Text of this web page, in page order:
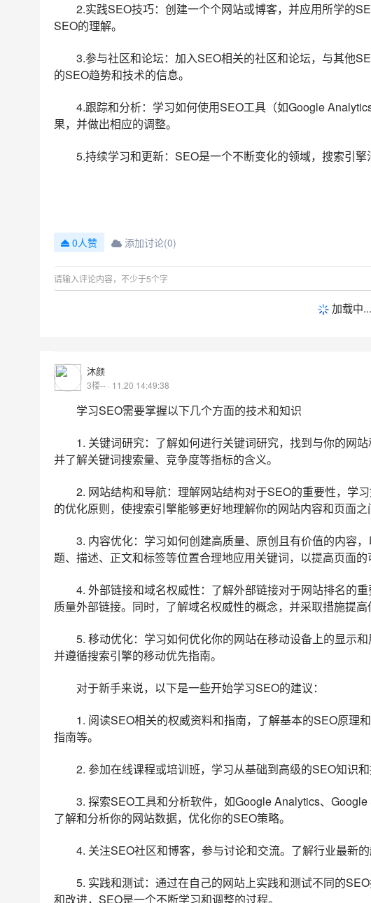
2.实践SEO技巧：创建一个个网站或博客，并应用所学的
SEO的理解。
3.参与社区和论坛：加入SEO相关的社区和论坛，与其他
的SEO趋势和技术的信息。
4.跟踪和分析：学习如何使用SEO工具（如Google
果，并做出相应的调整。
5.持续学习和更新：SEO是一个不断变化的领域，搜索引擎
0人赞 添加讨论(0)
加载中...
沐颜
3楼-- · 11.20 14:49:38
学习SEO需要掌握以下几个方面的技术和知识
1. 关键词研究：了解如何进行关键词研究，找到与你的网
并了解关键词搜索量、竞争度等指标的含义。
2. 网站结构和导航：理解网站结构对于SEO的重要性，学
的优化原则，使搜索引擎能够更好地理解你的网站内容和页面之
3. 内容优化：学习如何创建高质量、原创且有价值的内容
题、描述、正文和标签等位置合理地应用关键词，以提高页面的
4. 外部链接和域名权威性：了解外部链接对于网站排名的
质量外部链接。同时，了解域名权威性的概念，并采取措施提高
5. 移动优化：学习如何优化你的网站在移动设备上的显示
并遵循搜索引擎的移动优先指南。
对于新手来说，以下是一些开始学习SEO的建议：
1. 阅读SEO相关的权威资料和指南，了解基本的SEO原理
指南等。
2. 参加在线课程或培训班，学习从基础到高级的SEO知识
3. 探索SEO工具和分析软件，如Google Analytics、
了解和分析你的网站数据，优化你的SEO策略。
4. 关注SEO社区和博客，参与讨论和交流。了解行业最新
5. 实践和测试：通过在自己的网站上实践和测试不同的
和改进，SEO是一个不断学习和调整的过程。